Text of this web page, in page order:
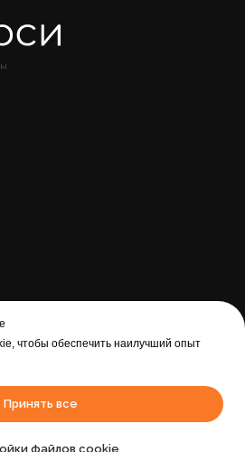
данных
чтобы обеспечить наилучший опыт
Принять все
файлов cookie